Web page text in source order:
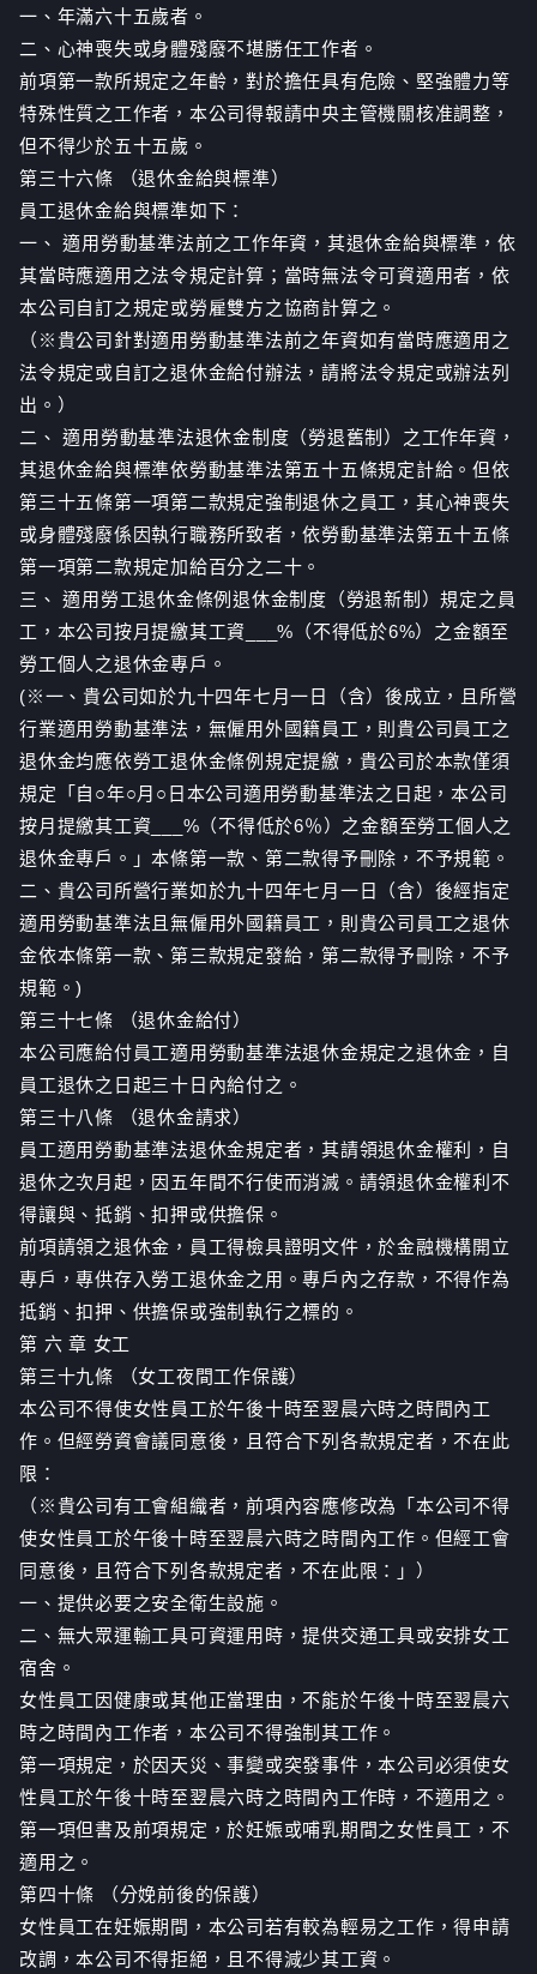
一、年滿六十五歲者。
二、心神喪失或身體殘廢不堪勝任工作者。
前項第一款所規定之年齡，對於擔任具有危險、堅強體力等
特殊性質之工作者，本公司得報請中央主管機關核准調整，
但不得少於五十五歲。
第三十六條 （退休金給與標準）
員工退休金給與標準如下：
一、 適用勞動基準法前之工作年資，其退休金給與標準，依
其當時應適用之法令規定計算；當時無法令可資適用者，依
本公司自訂之規定或勞雇雙方之協商計算之。
（※貴公司針對適用勞動基準法前之年資如有當時應適用之
法令規定或自訂之退休金給付辦法，請將法令規定或辦法列
出。）
二、 適用勞動基準法退休金制度（勞退舊制）之工作年資，
其退休金給與標準依勞動基準法第五十五條規定計給。但依
第三十五條第一項第二款規定強制退休之員工，其心神喪失
或身體殘廢係因執行職務所致者，依勞動基準法第五十五條
第一項第二款規定加給百分之二十。
三、 適用勞工退休金條例退休金制度（勞退新制）規定之員
工，本公司按月提繳其工資___%（不得低於6%）之金額至
勞工個人之退休金專戶。
(※一、貴公司如於九十四年七月一日（含）後成立，且所營
行業適用勞動基準法，無僱用外國籍員工，則貴公司員工之
退休金均應依勞工退休金條例規定提繳，貴公司於本款僅須
規定「自○年○月○日本公司適用勞動基準法之日起，本公司
按月提繳其工資___%（不得低於6％）之金額至勞工個人之
退休金專戶。」本條第一款、第二款得予刪除，不予規範。
二、貴公司所營行業如於九十四年七月一日（含）後經指定
適用勞動基準法且無僱用外國籍員工，則貴公司員工之退休
金依本條第一款、第三款規定發給，第二款得予刪除，不予
規範。)
第三十七條 （退休金給付）
本公司應給付員工適用勞動基準法退休金規定之退休金，自
員工退休之日起三十日內給付之。
第三十八條 （退休金請求）
員工適用勞動基準法退休金規定者，其請領退休金權利，自
退休之次月起，因五年間不行使而消滅。請領退休金權利不
得讓與、抵銷、扣押或供擔保。
前項請領之退休金，員工得檢具證明文件，於金融機構開立
專戶，專供存入勞工退休金之用。專戶內之存款，不得作為
抵銷、扣押、供擔保或強制執行之標的。
第 六 章 女工
第三十九條 （女工夜間工作保護）
本公司不得使女性員工於午後十時至翌晨六時之時間內工
作。但經勞資會議同意後，且符合下列各款規定者，不在此
限：
（※貴公司有工會組織者，前項內容應修改為「本公司不得
使女性員工於午後十時至翌晨六時之時間內工作。但經工會
同意後，且符合下列各款規定者，不在此限：」）
一、提供必要之安全衛生設施。
二、無大眾運輸工具可資運用時，提供交通工具或安排女工
宿舍。
女性員工因健康或其他正當理由，不能於午後十時至翌晨六
時之時間內工作者，本公司不得強制其工作。
第一項規定，於因天災、事變或突發事件，本公司必須使女
性員工於午後十時至翌晨六時之時間內工作時，不適用之。
第一項但書及前項規定，於妊娠或哺乳期間之女性員工，不
適用之。
第四十條 （分娩前後的保護）
女性員工在妊娠期間，本公司若有較為輕易之工作，得申請
改調，本公司不得拒絕，且不得減少其工資。